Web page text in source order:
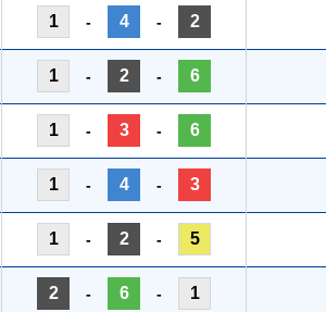
1 - 4 - 2
1 - 2 - 6
1 - 3 - 6
1 - 4 - 3
1 - 2 - 5
2 - 6 - 1